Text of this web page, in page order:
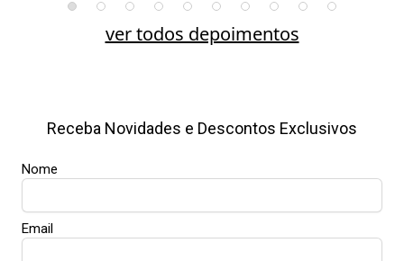
ver todos depoimentos
Receba Novidades e Descontos Exclusivos
Nome
Email